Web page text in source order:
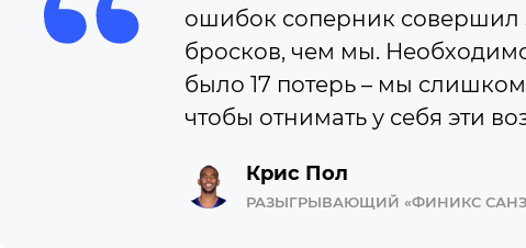
ошибок соперник совершил
бросков, чем мы.
было 17 потерь – мы
чтобы отнимать у себя эти
Крис Пол
РАЗЫГРЫВАЮЩИЙ «ФИНИКС